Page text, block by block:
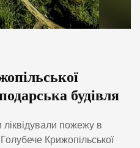
будівля
пожежу в
Крижопільської